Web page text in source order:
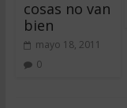
cosas no van
bien
mayo 18, 2011
0